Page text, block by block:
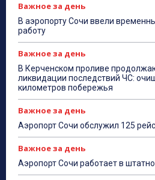
Важное за день
В аэропорту Сочи ввели
работу
Важное за день
В Керченском проливе
ликвидации последствий ЧС:
километров побережья
Важное за день
Аэропорт Сочи обслужил 125
Важное за день
Аэропорт Сочи работает в